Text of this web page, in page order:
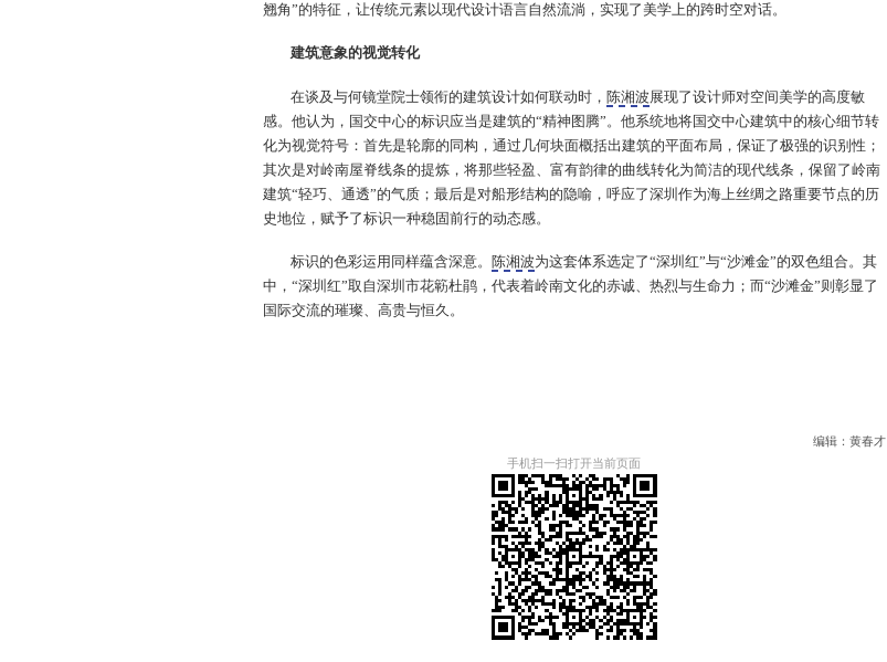
翘角”的特征，让传统元素以现代设计语言自然流淌，实现了美学上的跨时空对话。
建筑意象的视觉转化
在谈及与何镜堂院士领衔的建筑设计如何联动时， 陈湘波 展现了设计师对空间美学的高度敏
感。他认为，国交中心的标识应当是建筑的“精神图腾”。他系统地将国交中心建筑中的核心细节转
化为视觉符号：首先是轮廓的同构，通过几何块面概括出建筑的平面布局，保证了极强的识别性；
其次是对岭南屋脊线条的提炼，将那些轻盈、富有韵律的曲线转化为简洁的现代线条，保留了岭南
建筑“轻巧、通透”的气质；最后是对船形结构的隐喻，呼应了深圳作为海上丝绸之路重要节点的历
史地位，赋予了标识一种稳固前行的动态感。
标识的色彩运用同样蕴含深意。 陈湘波为这套体系选定了“深圳红”与“沙滩金”的双色组合。其
中，“深圳红”取自深圳市花簕杜鹃，代表着岭南文化的赤诚、热烈与生命力；而“沙滩金”则彰显了
国际交流的璀璨、高贵与恒久。
编辑：黄春才
手机扫一扫打开当前页面